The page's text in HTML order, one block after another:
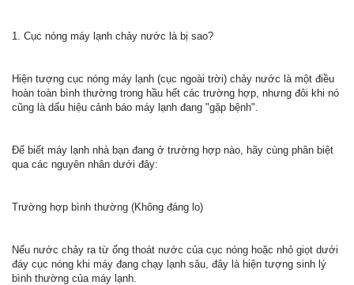
1. Cục nóng máy lạnh chảy nước là bị sao?
Hiện tượng cục nóng máy lạnh (cục ngoài trời) chảy nước là một điều
hoàn toàn bình thường trong hầu hết các trường hợp, nhưng đôi khi nó
cũng là dấu hiệu cảnh báo máy lạnh đang "gặp bệnh".
Để biết máy lạnh nhà bạn đang ở trường hợp nào, hãy cùng phân biệt
qua các nguyên nhân dưới đây:
Trường hợp bình thường (Không đáng lo)
Nếu nước chảy ra từ ống thoát nước của cục nóng hoặc nhỏ giọt dưới
đáy cục nóng khi máy đang chạy lạnh sâu, đây là hiện tượng sinh lý
bình thường của máy lạnh.